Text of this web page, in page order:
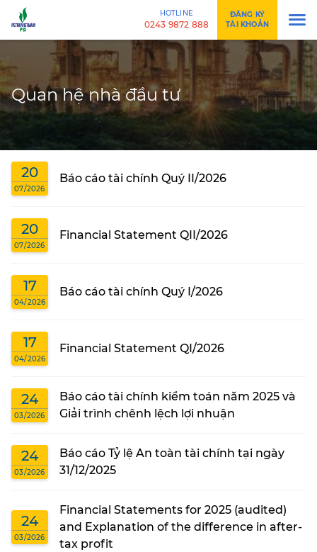
HOTLINE
0243 9872 888
ĐĂNG KÝ
TÀI KHOẢN
Quan hệ nhà đầu tư
20
07/2026
Báo cáo tài chính Quý II/2026
20
07/2026
Financial Statement QII/2026
17
04/2026
Báo cáo tài chính Quý I/2026
17
04/2026
Financial Statement QI/2026
24
03/2026
Báo cáo tài chính kiểm toán năm 2025 và
Giải trình chênh lệch lợi nhuận
24
03/2026
Báo cáo Tỷ lệ An toàn tài chính tại ngày
31/12/2025
24
03/2026
Financial Statements for 2025 (audited)
and Explanation of the difference in after-
tax profit